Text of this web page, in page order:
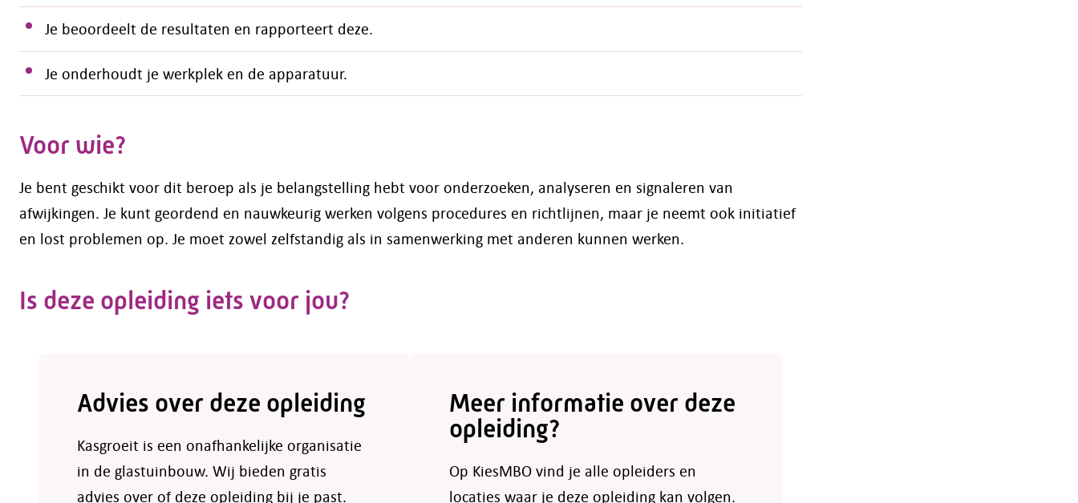
Je beoordeelt de resultaten en rapporteert deze.
Je onderhoudt je werkplek en de apparatuur.
Voor wie?
Je bent geschikt voor dit beroep als je belangstelling hebt voor onderzoeken, analyseren en signaleren van
afwijkingen. Je kunt geordend en nauwkeurig werken volgens procedures en richtlijnen, maar je neemt ook initiatief
en lost problemen op. Je moet zowel zelfstandig als in samenwerking met anderen kunnen werken.
Is deze opleiding iets voor jou?
Advies over deze opleiding
Kasgroeit is een onafhankelijke organisatie
in de glastuinbouw. Wij bieden gratis
advies over of deze opleiding bij je past.
Meer informatie over deze
opleiding?
Op KiesMBO vind je alle opleiders en
locaties waar je deze opleiding kan volgen.